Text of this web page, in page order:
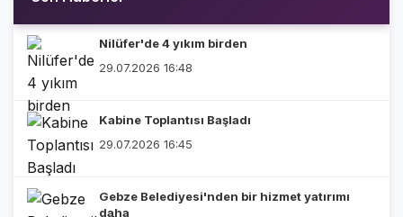
Nilüfer'de 4 yıkım birden
29.07.2026 16:48
Kabine Toplantısı Başladı
29.07.2026 16:45
Gebze Belediyesi'nden bir hizmet yatırımı
daha